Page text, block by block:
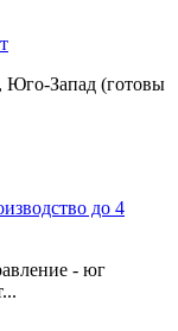
Юго-Запад (готовы
до 4
- юг